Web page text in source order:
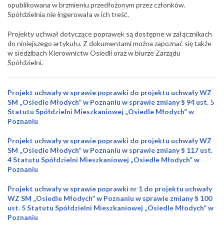
opublikowana w brzmieniu przedłożonym przez członków.
Spółdzielnia nie ingerowała w ich treść.
Projekty uchwał dotyczące poprawek są dostępne w załącznikach
do niniejszego artykułu. Z dokumentami można zapoznać się także
w siedzibach Kierownictw Osiedli oraz w biurze Zarządu
Spółdzielni.
Projekt uchwały w sprawie poprawki do projektu uchwały WZ
SM „Osiedle Młodych” w Poznaniu w sprawie zmiany § 94 ust. 5
Statutu Spółdzielni Mieszkaniowej „Osiedle Młodych” w
Poznaniu
Projekt uchwały w sprawie poprawki do projektu uchwały WZ
SM „Osiedle Młodych” w Poznaniu w sprawie zmiany § 117 ust.
4 Statutu Spółdzielni Mieszkaniowej „Osiedle Młodych” w
Poznaniu
Projekt uchwały w sprawie poprawki nr 1 do projektu uchwały
WZ SM „Osiedle Młodych” w Poznaniu w sprawie zmiany § 100
ust. 5 Statutu Spółdzielni Mieszkaniowej „Osiedle Młodych” w
Poznaniu